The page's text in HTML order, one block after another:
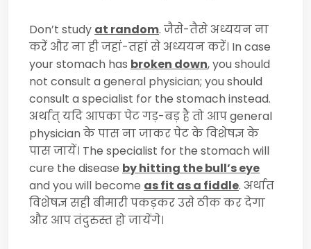
Don’t study at random. जैसे-तैसे अध्ययन ना
करें और ना ही जहां-तहां से अध्ययन करें। In case
your stomach has broken down, you should
not consult a general physician; you should
consult a specialist for the stomach instead.
अर्थात् यदि आपका पेट गड़-बड़ है तो आपgeneral
physicianके पास ना जाकर पेट के विशेषज्ञ के
पास जायें। The specialist for the stomach will
cure the disease by hitting the bull’s eye
and you will become as fit as a fiddle. अर्थात
विशेषज्ञ सही बीमारी पकड़कर उसे ठीक कर देगा
और आप तंदुरुस्त हो जायेंगे।